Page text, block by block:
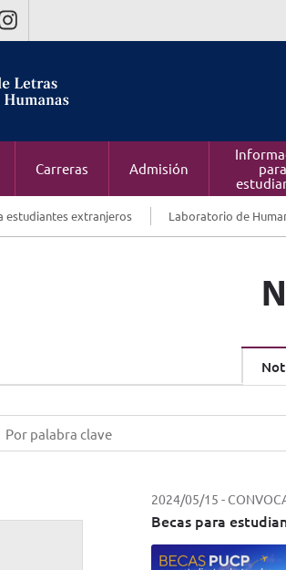
Carreras Admisión
para
estudiantes extranjeros Laboratorio de
2024/05/15 -
Becas para